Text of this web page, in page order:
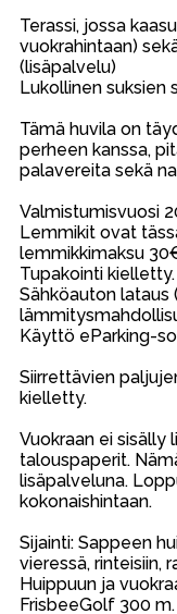
Terassi, jossa
vuokrahintaan)
(lisäpalvelu)
Lukollinen suksien
Tämä huvila on
perheen kanssa,
palavereita sekä
Valmistumisvuosi
Lemmikit ovat
lemmikkimaksu
Tupakointi kielletty.
Sähköauton lataus
Käyttö eParking-
Siirrettävien
kielletty.
Vuokraan ei
talouspaperit.
lisäpalveluna.
kokonaishintaan.
Sijainti: Sappeen
vieressä, rinteisiin,
Huippuun ja
FrisbeeGolf 300